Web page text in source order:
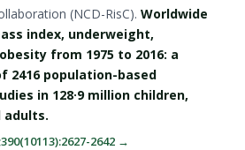
(NCD-RisC).Worldwide
index, underweight,
from 1975 to 2016: a
2416 population-based
in 128·9 million children,
adults.
2642 →